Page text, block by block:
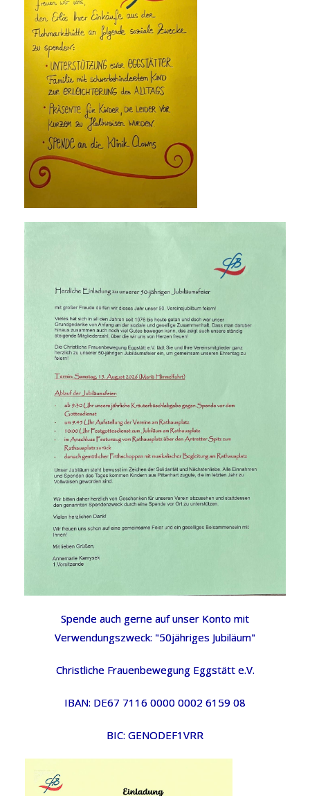
Spende auch gerne auf unser Konto mit
Verwendungszweck: "50jähriges Jubiläum"
Christliche Frauenbewegung Eggstätt e.V.
IBAN: DE67 7116 0000 0002 6159 08
BIC: GENODEF1VRR